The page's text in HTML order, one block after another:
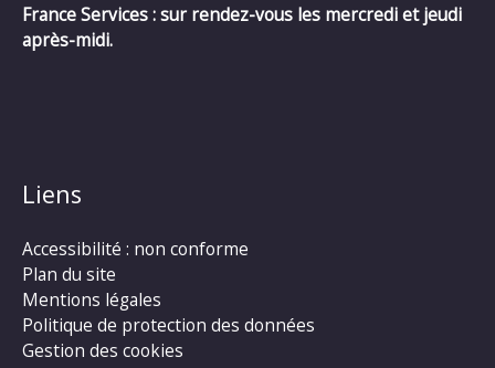
France Services : sur rendez-vous les mercredi et jeudi
après-midi.
Liens
Accessibilité : non conforme
Plan du site
Mentions légales
Politique de protection des données
Gestion des cookies